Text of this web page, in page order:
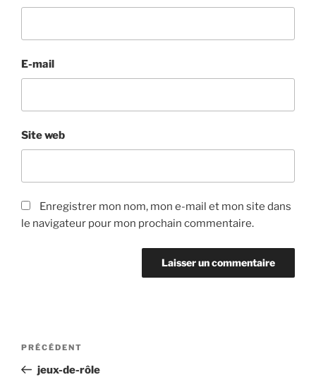
E-mail
Site web
Enregistrer mon nom, mon e-mail et mon site dans
le navigateur pour mon prochain commentaire.
Navigation
l’article
Article
précédent
PRÉCÉDENT
jeux-de-rôle